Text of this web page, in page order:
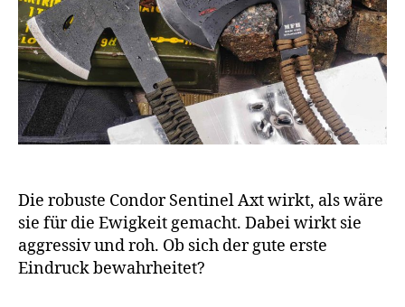
Die robuste Condor Sentinel Axt wirkt, als wäre
sie für die Ewigkeit gemacht. Dabei wirkt sie
aggressiv und roh. Ob sich der gute erste
Eindruck bewahrheitet?